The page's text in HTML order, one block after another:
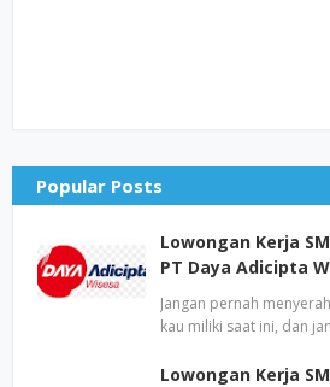
Popular Posts
Lowongan Kerja
PT Daya Adicipta
Jangan pernah
kau miliki saat ini, dan
Lowongan Kerja